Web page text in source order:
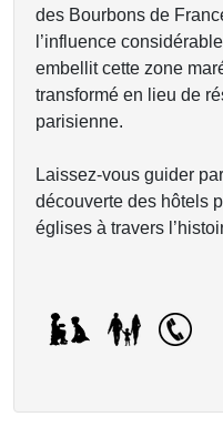
des Bourbons de
l’influence
embellit cette zone
transformé en lieu de
parisienne.
Laissez-vous guider
découverte des hôtels
églises à travers